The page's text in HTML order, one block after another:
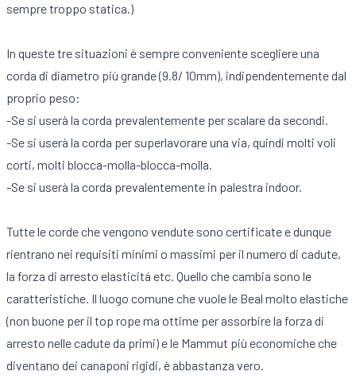
sempre troppo statica.)
In queste tre situazioni è sempre conveniente scegliere una
corda di diametro più grande (9.8/ 10mm), indipendentemente dal
proprio peso:
-Se si userà la corda prevalentemente per scalare da secondi.
-Se si userà la corda per superlavorare una via, quindi molti voli
corti, molti blocca-molla-blocca-molla.
-Se si userà la corda prevalentemente in palestra indoor.
Tutte le corde che vengono vendute sono certificate e dunque
rientrano nei requisiti minimi o massimi per il numero di cadute,
la forza di arresto elasticitá etc. Quello che cambia sono le
caratteristiche. Il luogo comune che vuole le Beal molto elastiche
(non buone per il top rope ma ottime per assorbire la forza di
arresto nelle cadute da primi) e le Mammut più economiche che
diventano dei canaponi rigidi, è abbastanza vero.